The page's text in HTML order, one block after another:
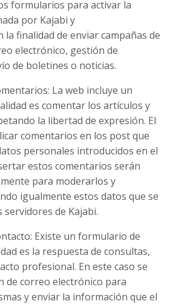
formularios para activar la
por Kajabi y
la finalidad de enviar campañas de
electrónico, gestión de
de boletines o noticias.
La web incluye un
es comentar los artículos y
la libertad de expresión. El
comentarios en los post que
personales introducidos en el
estos comentarios serán
para moderarlos y
igualmente estos datos que se
de Kajabi.
Existe un formulario de
es la respuesta de consultas,
profesional. En este caso se
de correo electrónico para
y enviar la información que el